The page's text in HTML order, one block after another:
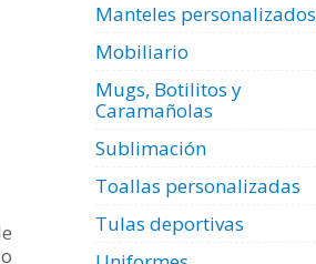
Manteles personalizados
Mobiliario
Mugs, Botilitos y
Caramañolas
Sublimación
Toallas personalizadas
Tulas deportivas